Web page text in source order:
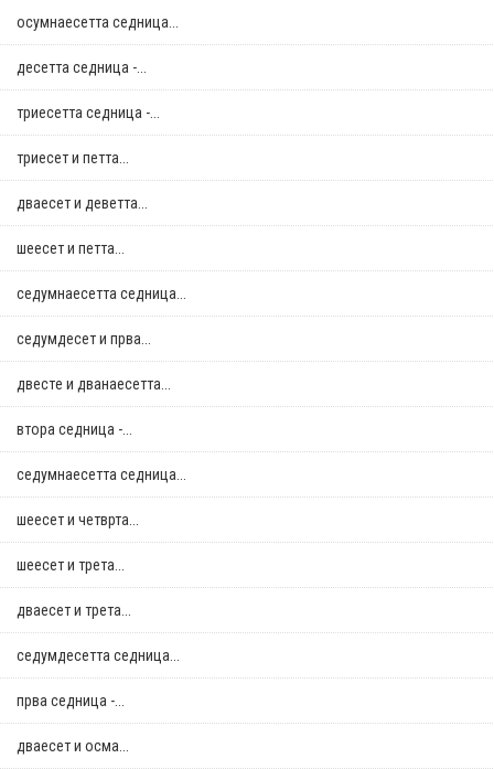
осумнaесетта седница...
десетта седница -...
триесетта седница -...
триесет и петта...
дваесет и деветта...
шеесет и петта...
седумнаесетта седница...
седумдесет и прва...
двестe и дванаесетта...
втора седница -...
седумнаесетта седница...
шеесет и четврта...
шеесет и трета...
дваесет и трета...
седумдесетта седница...
прва седница -...
дваесет и осма...